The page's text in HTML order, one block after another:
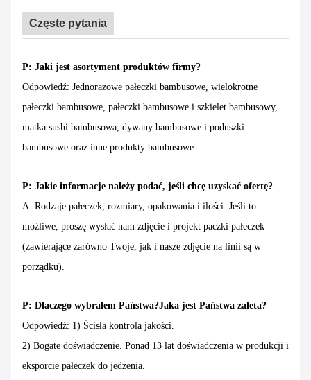
Częste pytania
P: Jaki jest asortyment produktów firmy?
Odpowiedź: Jednorazowe pałeczki bambusowe, wielokrotne
pałeczki bambusowe, pałeczki bambusowe i szkielet bambusowy,
matka sushi bambusowa, dywany bambusowe i poduszki
bambusowe oraz inne produkty bambusowe.
P: Jakie informacje należy podać, jeśli chcę uzyskać ofertę?
A: Rodzaje pałeczek, rozmiary, opakowania i ilości. Jeśli to
możliwe, proszę wysłać nam zdjęcie i projekt paczki pałeczek
(zawierające zarówno Twoje, jak i nasze zdjęcie na linii są w
porządku).
P: Dlaczego wybrałem Państwa?Jaka jest Państwa zaleta?
Odpowiedź: 1) Ścisła kontrola jakości.
2) Bogate doświadczenie. Ponad 13 lat doświadczenia w produkcji i
eksporcie pałeczek do jedzenia.